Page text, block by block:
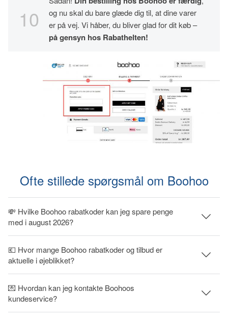
og nu skal du bare glæde dig til, at dine varer
er på vej. Vi håber, du bliver glad for dit køb –
på gensyn hos Rabathelten!
Ofte stillede spørgsmål om Boohoo
💸 Hvilke Boohoo rabatkoder kan jeg spare penge
med i august 2026?
💶 Hvor mange Boohoo rabatkoder og tilbud er
aktuelle i øjeblikket?
💌 Hvordan kan jeg kontakte Boohoos
kundeservice?